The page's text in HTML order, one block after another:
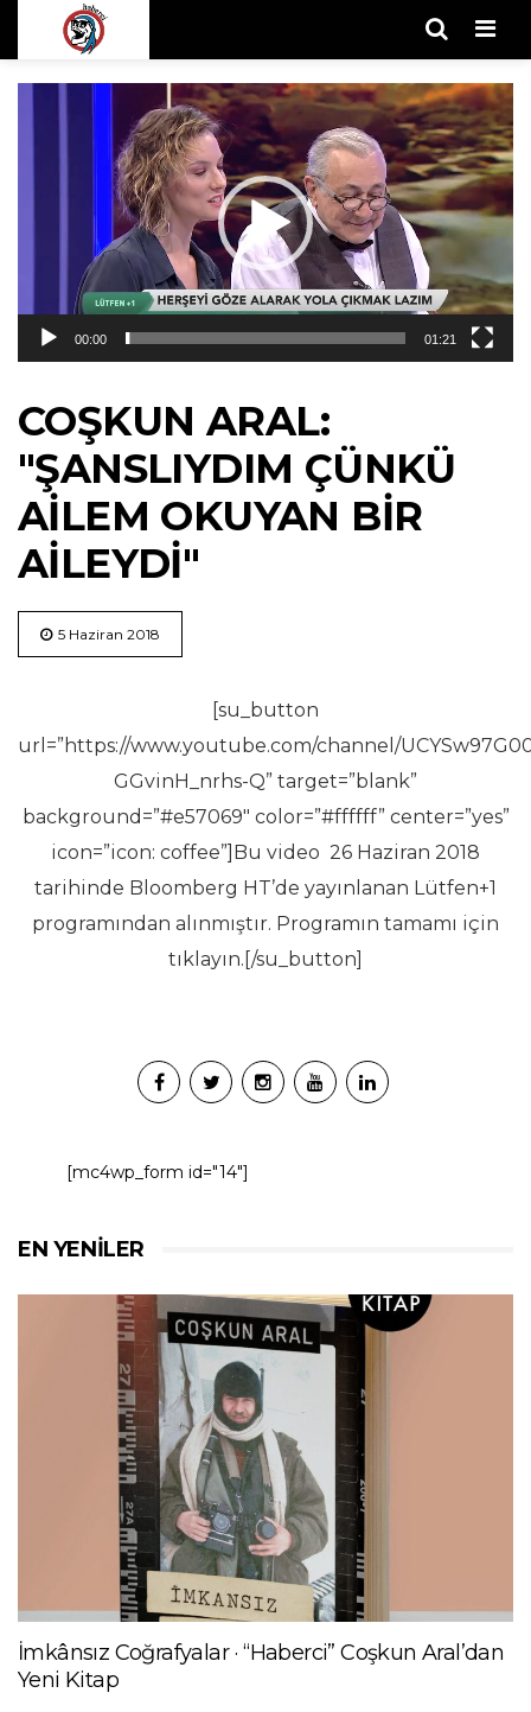
00:00 01:21
COŞKUN ARAL:
"ŞANSLIYDIM ÇÜNKÜ
AILEM OKUYAN BIR
AILEYDI"
5 Haziran 2018
[su_button
url=”https://www.youtube.com/channel/
GGvinH_nrhs-Q” target=”blank”
background=”#e57069″ color=”#ffffff” center=”yes”
icon=”icon: coffee”]Bu video 26 Haziran 2018
tarihinde Bloomberg HT’de yayınlanan Lütfen+1
programından alınmıştır. Programın tamamı için
tıklayın.[/su_button]
[mc4wp_form id="14"]
EN YENILER
İmkânsız Coğrafyalar · “Haberci” Coşkun Aral’dan
Yeni Kitap